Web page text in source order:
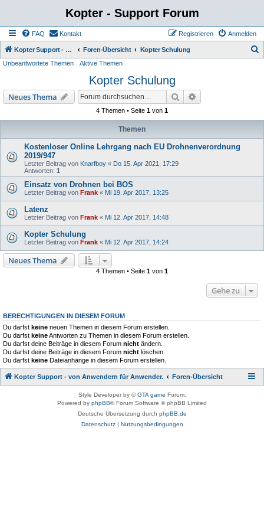
Kopter - Support Forum
FAQ Kontakt Anmelden
Registrieren
Kopter Support - von Anwendern für Anwender. Foren-Übersicht Kopter Schulung
Unbeantwortete Themen Aktive Themen
Kopter Schulung
Neues Thema Suche
4 Themen • Seite 1 von 1
Themen
Kostenloser Online Lehrgang nach EU Drohnenverordnung
2019/947
Letzter Beitrag von Knarfboy « Do 15. Apr 2021, 17:29
Antworten: 1
Einsatz von Drohnen bei BOS
Letzter Beitrag von Frank « Mi 19. Apr 2017, 13:25
Latenz
Letzter Beitrag von Frank « Mi 12. Apr 2017, 14:48
Kopter Schulung
Letzter Beitrag von Frank « Mi 12. Apr 2017, 14:24
Neues Thema
4 Themen • Seite 1 von 1
Gehe zu
BERECHTIGUNGEN IN DIESEM FORUM
Du darfst keine neuen Themen in diesem Forum erstellen.
Du darfst keineAntworten zu Themen in diesem Forum erstellen.
Du darfst deine Beiträge in diesem Forum nicht ändern.
Du darfst deine Beiträge in diesem Forum nicht löschen.
Du darfst keine Dateianhänge in diesem Forum erstellen.
Kopter Support - von Anwendern für Anwender. Foren-Übersicht
Style Developer by ©GTA game Forum.
Powered by phpBB® Forum Software © phpBB Limited
Deutsche Übersetzung durch phpBB.de
Datenschutz| Nutzungsbedingungen